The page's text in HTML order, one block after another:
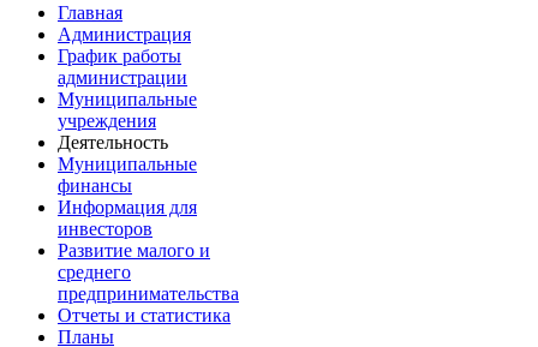
Главная
Администрация
График работы
администрации
Муниципальные
учреждения
Деятельность
Муниципальные
финансы
Информация для
инвесторов
Развитие малого и
среднего
предпринимательства
Отчеты и статистика
Планы